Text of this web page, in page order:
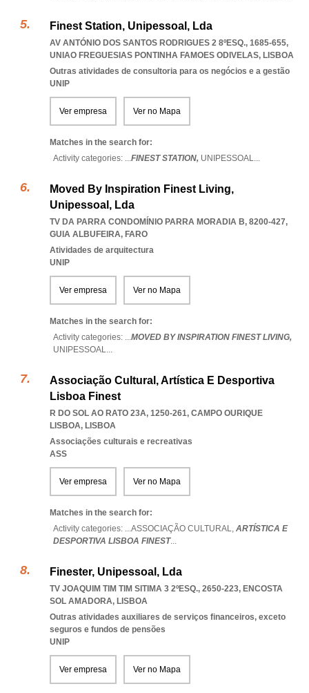
Finest Station, Unipessoal, Lda
AV ANTÓNIO DOS SANTOS RODRIGUES 2 8ºESQ., 1685-655,
UNIAO FREGUESIAS PONTINHA FAMOES ODIVELAS, LISBOA
Outras atividades de consultoria para os negócios e a gestão
UNIP
Ver empresa Ver no Mapa
Matches in the search for:
Activity categories: ...FINEST STATION, UNIPESSOAL...
Moved By Inspiration Finest Living,
Unipessoal, Lda
TV DA PARRA CONDOMÍNIO PARRA MORADIA B, 8200-427,
GUIA ALBUFEIRA, FARO
Atividades de arquitectura
UNIP
Ver empresa Ver no Mapa
Matches in the search for:
Activity categories: ...MOVED BY INSPIRATION FINEST LIVING,
UNIPESSOAL...
Associação Cultural, Artística E Desportiva
Lisboa Finest
R DO SOL AO RATO 23A, 1250-261, CAMPO OURIQUE
LISBOA, LISBOA
Associações culturais e recreativas
ASS
Ver empresa Ver no Mapa
Matches in the search for:
Activity categories: ...ASSOCIAÇÃO CULTURAL, ARTÍSTICA E
DESPORTIVA LISBOA FINEST...
Finester, Unipessoal, Lda
TV JOAQUIM TIM TIM SITIMA 3 2ºESQ., 2650-223, ENCOSTA
SOL AMADORA, LISBOA
Outras atividades auxiliares de serviços financeiros, exceto
seguros e fundos de pensões
UNIP
Ver empresa Ver no Mapa